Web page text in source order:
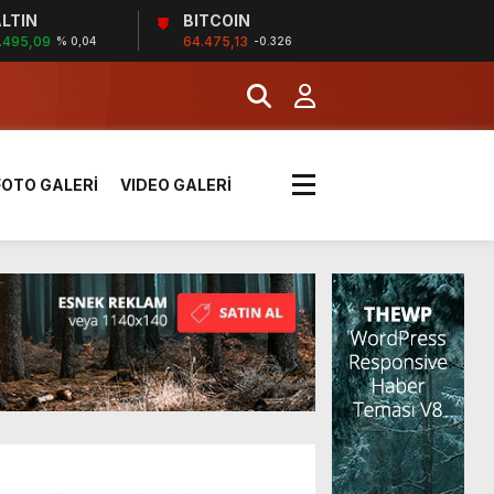
% 0,04
BITCOIN
64.475,13 -0.326
yük kazaya neden oldu
paylaştı
GALERİ VIDEO GALERİ